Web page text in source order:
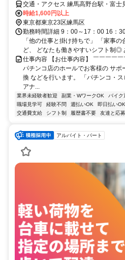
交通・アクセス 練馬高野台駅・富士
駅
時給1,600円以上
東京都東京23区練馬区
勤務時間詳細 9：00～17：00 16：
「他の仕事と掛け持ちで」 「家事
ど、 どなたも働きやすいシフト制◎
仕事内容 【お仕事内容】 ￣￣￣￣
パチンコ店のホールでお客様の サ
換 などを行います。 「パチンコ・
アナ...
業界未経験者歓迎 副業・WワークOK バイク
職場見学可
経験不問 週払いOK 即日払いOK
交通費支給
シフト制 履歴書不要 友達と応
アルバイト・パート